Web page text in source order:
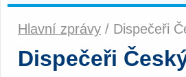
Hlavní zprávy / Dispečeři
Dispečeři